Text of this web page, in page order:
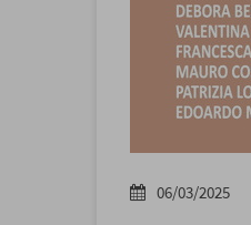
06/03/2025